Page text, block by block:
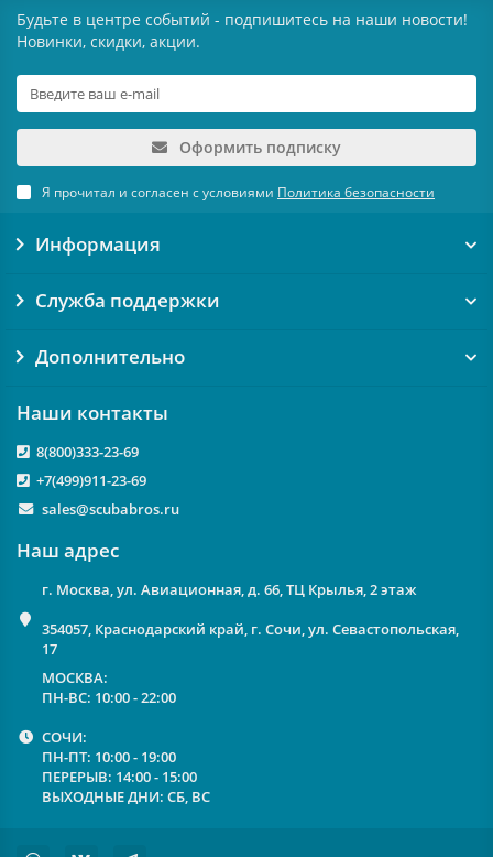
Будьте в центре событий - подпишитесь на наши новости!
Новинки, скидки, акции.
Оформить подписку
Я прочитал и согласен с условиями Политика безопасности
Информация
Служба поддержки
Дополнительно
Наши контакты
8(800)333-23-69
+7(499)911-23-69
sales@scubabros.ru
Наш адрес
г. Москва, ул. Авиационная, д. 66, ТЦ Крылья, 2 этаж
354057, Краснодарский край, г. Сочи, ул. Севастопольская,
17
МОСКВА:
ПН-ВС: 10:00 - 22:00
СОЧИ:
ПН-ПТ: 10:00 - 19:00
ПЕРЕРЫВ: 14:00 - 15:00
ВЫХОДНЫЕ ДНИ: СБ, ВС